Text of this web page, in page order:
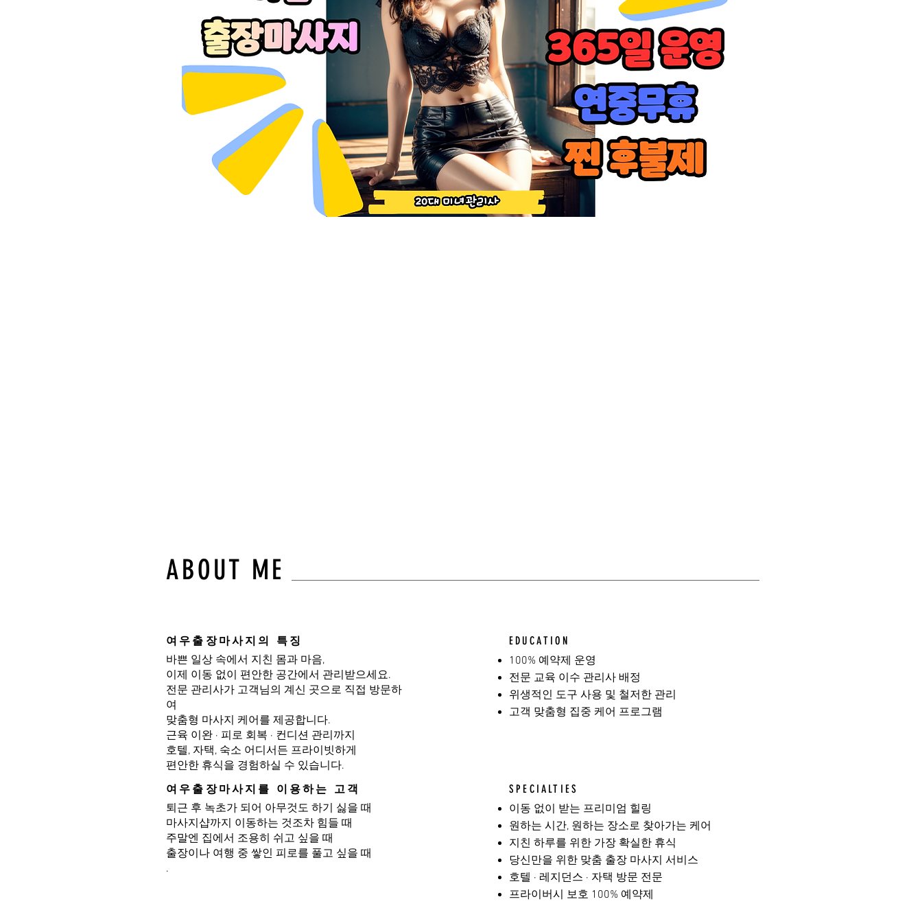
ABOUT ME
여우출장마사지의 특징
바쁜 일상 속에서 지친 몸과 마음,
이제 이동 없이 편안한 공간에서 관리받으세요.
전문 관리사가 고객님의 계신 곳으로 직접 방문하
여
맞춤형 마사지 케어를 제공합니다.
근육 이완 · 피로 회복 · 컨디션 관리까지
호텔, 자택, 숙소 어디서든 프라이빗하게
편안한 휴식을 경험하실 수 있습니다.
여우출장마사지를 이용하는 고객
퇴근 후 녹초가 되어 아무것도 하기 싫을 때
마사지샵까지 이동하는 것조차 힘들 때
주말엔 집에서 조용히 쉬고 싶을 때
출장이나 여행 중 쌓인 피로를 풀고 싶을 때
.
EDUCATION
100% 예약제 운영
전문 교육 이수 관리사 배정
위생적인 도구 사용 및 철저한 관리
고객 맞춤형 집중 케어 프로그램
SPECIALTIES
이동 없이 받는 프리미엄 힐링
원하는 시간, 원하는 장소로 찾아가는 케어
지친 하루를 위한 가장 확실한 휴식
당신만을 위한 맞춤 출장 마사지 서비스
호텔 · 레지던스 · 자택 방문 전문
프라이버시 보호 100% 예약제